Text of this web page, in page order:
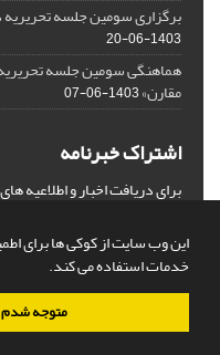
این وب سایت از کوکی ها برای
خدمات استفاده می کند.
متوجه شدم
برگزاری سومین جلسه
1403-06-20
هماهنگی سومین جلسه
مقارن»1403-06-07
اشتراک خبرنامه
برای دریافت اخبار و اطلاعیه